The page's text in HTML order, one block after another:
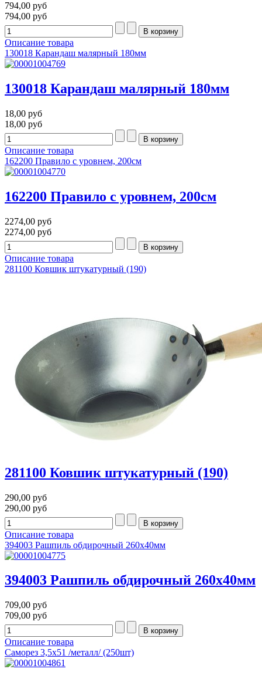
794,00 руб
794,00 руб
Описание товара
130018 Карандаш малярный 180мм
130018 Карандаш малярный 180мм
18,00 руб
18,00 руб
Описание товара
162200 Правило с уровнем, 200см
162200 Правило с уровнем, 200см
2274,00 руб
2274,00 руб
Описание товара
281100 Ковшик штукатурный (190)
281100 Ковшик штукатурный (190)
290,00 руб
290,00 руб
Описание товара
394003 Рашпиль обдирочный 260х40мм
394003 Рашпиль обдирочный 260х40мм
709,00 руб
709,00 руб
Описание товара
Саморез 3,5х51 /металл/ (250шт)